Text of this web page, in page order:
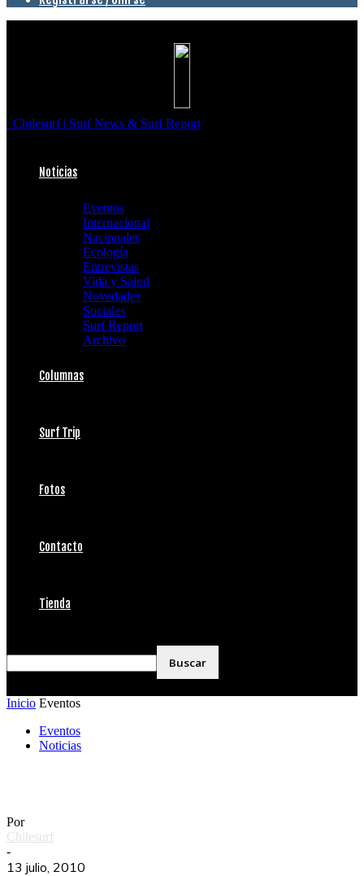
Chilesurf | Surf News & Surf Report
Noticias
Eventos
Internacional
Nacionales
Ecología
Entrevistas
Vida y Salud
Novedades
Sociales
Surf Report
Archivo
Columnas
Surf Trip
Fotos
Contacto
Tienda
Inicio Eventos
Eventos
Noticias
Por
Chilesurf
-
13 julio, 2010